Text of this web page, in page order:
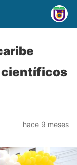
científicos
hace 9 meses